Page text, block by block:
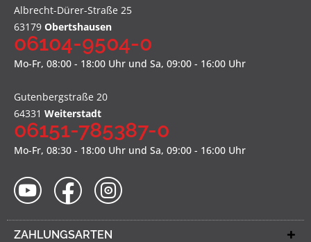
Albrecht-Dürer-Straße 25
63179 Obertshausen
06104-9504-0
Mo-Fr, 08:00 - 18:00 Uhr und Sa, 09:00 - 16:00 Uhr
Gutenbergstraße 20
64331 Weiterstadt
06151-785387-0
Mo-Fr, 08:30 - 18:00 Uhr und Sa, 09:00 - 16:00 Uhr
ZAHLUNGSARTEN